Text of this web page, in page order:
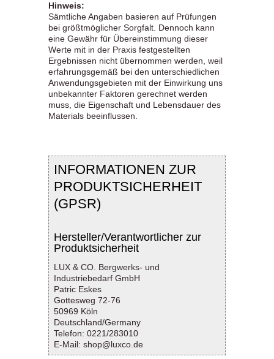
Hinweis:
Sämtliche Angaben basieren auf Prüfungen
bei größtmöglicher Sorgfalt. Dennoch kann
eine Gewähr für Übereinstimmung dieser
Werte mit in der Praxis festgestellten
Ergebnissen nicht übernommen werden, weil
erfahrungsgemäß bei den unterschiedlichen
Anwendungsgebieten mit der Einwirkung uns
unbekannter Faktoren gerechnet werden
muss, die Eigenschaft und Lebensdauer des
Materials beeinflussen.
INFORMATIONEN ZUR
PRODUKTSICHERHEIT
(GPSR)
Hersteller/Verantwortlicher zur
Produktsicherheit
LUX & CO. Bergwerks- und
Industriebedarf GmbH
Patric Eskes
Gottesweg 72-76
50969 Köln
Deutschland/Germany
Telefon: 0221/283010
E-Mail: shop@luxco.de